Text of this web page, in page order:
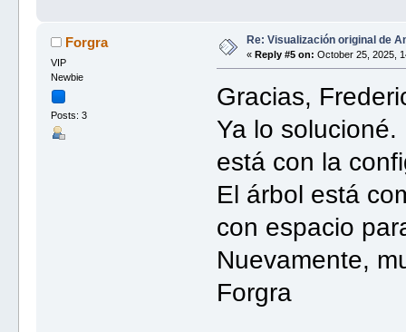
Forgra
VIP
Newbie
Posts: 3
Re: Visualización original de
« Reply #5 on: October 25, 2025,
Gracias,
Ya lo
está con la
El árbol está
con espacio
Nuevamente,
Forgra